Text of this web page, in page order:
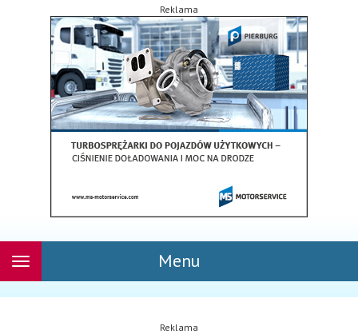
Reklama
Menu
Rozwiń
Reklama